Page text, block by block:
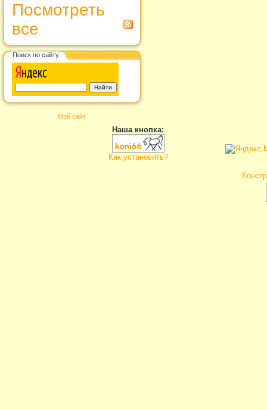
Посмотреть
все
Поиск по сайту
Мой сайт
Наша кнопка:
Как установить?